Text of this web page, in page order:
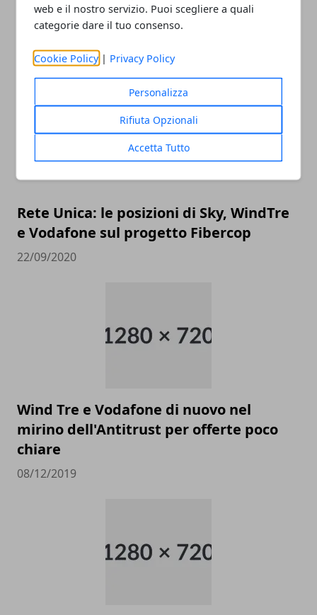
web e il nostro servizio. Puoi scegliere a quali
categorie dare il tuo consenso.
Cookie Policy | Privacy Policy
Personalizza
Rifiuta Opzionali
Accetta Tutto
ARTICOLI CORRELATI
Rete Unica: le posizioni di Sky, WindTre
e Vodafone sul progetto Fibercop
22/09/2020
Wind Tre e Vodafone di nuovo nel
mirino dell'Antitrust per offerte poco
chiare
08/12/2019